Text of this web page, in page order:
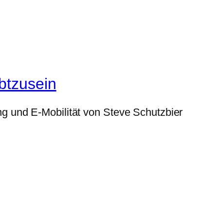
und E-Mobilität von Steve Schutzbier